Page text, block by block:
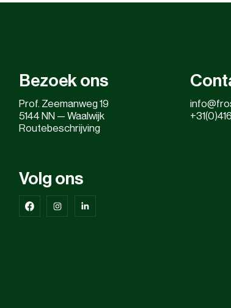
Bezoek ons
Prof. Zeemanweg 19
5144 NN — Waalwijk
Routebeschrijving
Volg ons